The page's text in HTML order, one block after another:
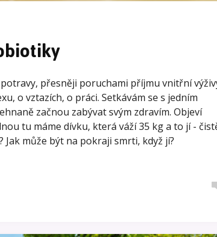
přesněji poruchami příjmu vnitřní
o vztazích, o práci. Setkávám se s jedním
začnou zabývat svým zdravím. Objeví
tu máme dívku, která váží 35 kg a to jí -
Jak může být na pokraji smrti, když jí?